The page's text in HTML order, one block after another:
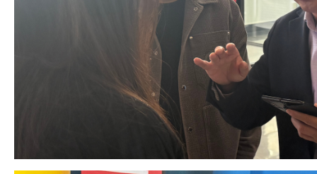
2026-07-23
· 强化政治担当 锤炼过硬本领--哈尔
2026-07-23